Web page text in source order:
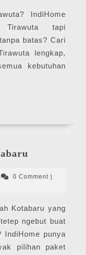
Pasang
WiFi
IndiHome
Terbaru
IndiHome
tapi
batas? Cari
lengkap,
kebutuhan
Murah
0 Comment |
Kotabaru yang
ngebut buat
IndiHome punya
pilihan paket